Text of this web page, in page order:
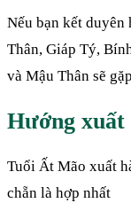
Nếu bạn kết
Thân, Giáp Tý,
và Mậu Thân sẽ
Hướng xuất
Tuổi Ất Mão xuất
chẵn là hợp nhất